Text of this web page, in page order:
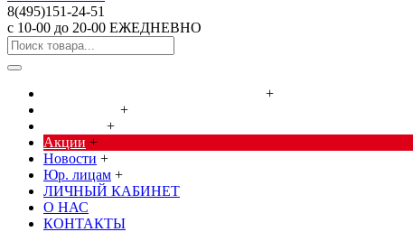
8(495)151-24-51
с 10-00 до 20-00 ЕЖЕДНЕВНО
+
+
+
Акции +
Новости +
Юр. лицам +
ЛИЧНЫЙ КАБИНЕТ
О НАС
КОНТАКТЫ